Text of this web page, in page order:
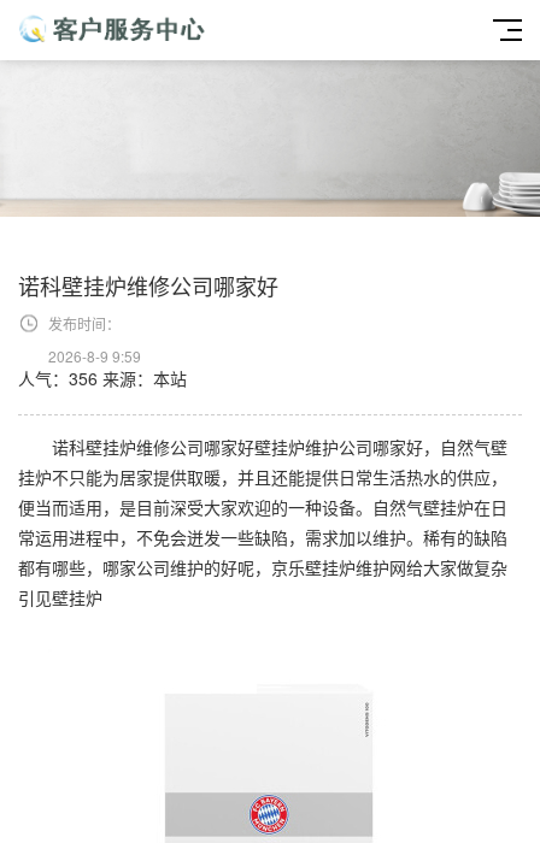
诺科壁挂炉维修公司哪家好
发布时间：
2026-8-9 9:59
人气：356 来源：本站
诺科壁挂炉维修公司哪家好壁挂炉维护公司哪家好，自然气壁
挂炉不只能为居家提供取暖，并且还能提供日常生活热水的供应，
便当而适用，是目前深受大家欢迎的一种设备。自然气壁挂炉在日
常运用进程中，不免会迸发一些缺陷，需求加以维护。稀有的缺陷
都有哪些，哪家公司维护的好呢，京乐壁挂炉维护网给大家做复杂
引见壁挂炉